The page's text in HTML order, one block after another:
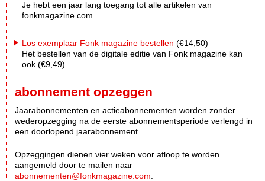
Je hebt een jaar lang toegang tot alle artikelen van
fonkmagazine.com
Los exemplaar Fonk magazine bestellen (€14,50)
Het bestellen van de digitale editie van Fonk magazine kan
ook (€9,49)
abonnement opzeggen
Jaarabonnementen en actieabonnementen worden zonder
wederopzegging na de eerste abonnementsperiode verlengd in
een doorlopend jaarabonnement.
Opzeggingen dienen vier weken voor afloop te worden
aangemeld door te mailen naar
abonnementen@fonkmagazine.com